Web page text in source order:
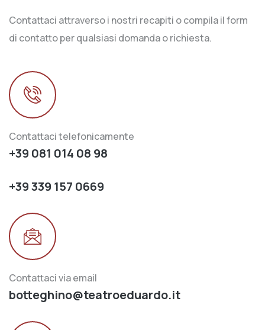
Contattaci attraverso i nostri recapiti o compila il form
di contatto per qualsiasi domanda o richiesta.
Contattaci telefonicamente
+39 081 014 08 98
+39 339 157 0669
Contattaci via email
botteghino@teatroeduardo.it